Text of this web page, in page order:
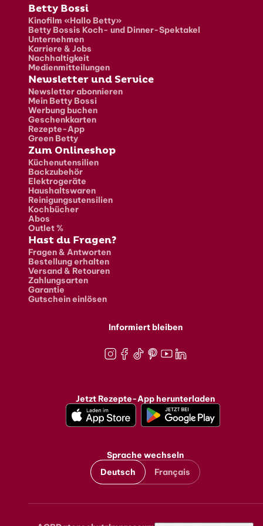
Fusszeile
Betty Bossi
Kinofilm «Hallo Betty»
Betty Bossis Koch- und Dinner-Spektakel
Unternehmen
Karriere & Jobs
Nachhaltigkeit
Medienmitteilungen
Newsletter und Service
Newsletter abonnieren
Mein Betty Bossi
Werbung buchen
Geschenkkarten
Rezepte-App
Green Betty
Zum Onlineshop
Küchenutensilien
Backzubehör
Elektrogeräte
Haushaltswaren
Reinigungsutensilien
Kochbücher
Abos
Outlet %
Hast du Fragen?
Fragen & Antworten
Bestellung erhalten
Versand & Retouren
Zahlungsarten
Garantie
Gutschein einlösen
Informiert bleiben
Jetzt Rezepte-App herunterladen
Sprache wechseln
Deutsch
Français